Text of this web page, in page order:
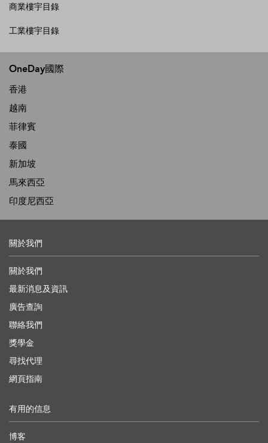
商業樓宇目錄
工業樓宇目錄
OneDay國際
香港
越南
菲律賓
泰國
新加坡
馬來西亞
印度尼西亞
關於我們
關於我們
最新消息及資訊
廣告查詢
聯絡我們
獎學金
尋找代理
網頁指南
有用的信息
博客